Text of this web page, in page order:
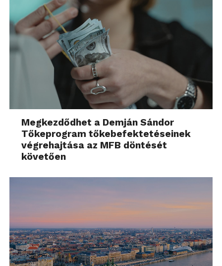
Megkezdődhet a Demján Sándor
Tőkeprogram tőkebefektetéseinek
végrehajtása az MFB döntését
követően